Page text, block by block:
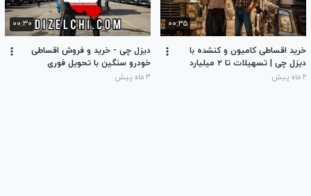
۰۰:۳۵
خرید اقساطی کامیون و کنشده با
دیزل چی | تسهیلات تا ۲ میلیارد
تومان | اقساط منعطف
۲ ماه پیش
۰۰:۳۰
دیزل چی - خرید و فروش اقساطی
خودرو سنگین با تحویل فوری
۳ ماه پیش